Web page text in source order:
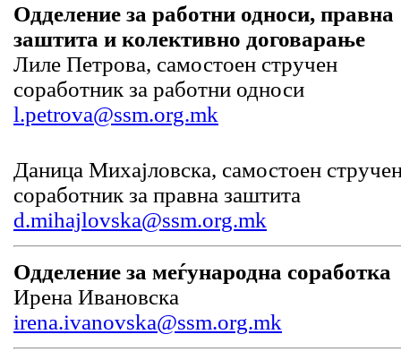
Одделение за работни односи, правна
заштита и колективно договарање
Лиле Петрова, самостоен стручен
соработник за работни односи
l.petrova@ssm.org.mk
Даница Михајловска, самостоен
соработник за правна заштита
d.mihajlovska@ssm.org.mk
Одделение за меѓународна соработка
Ирена Ивановска
irena.ivanovska@ssm.org.mk